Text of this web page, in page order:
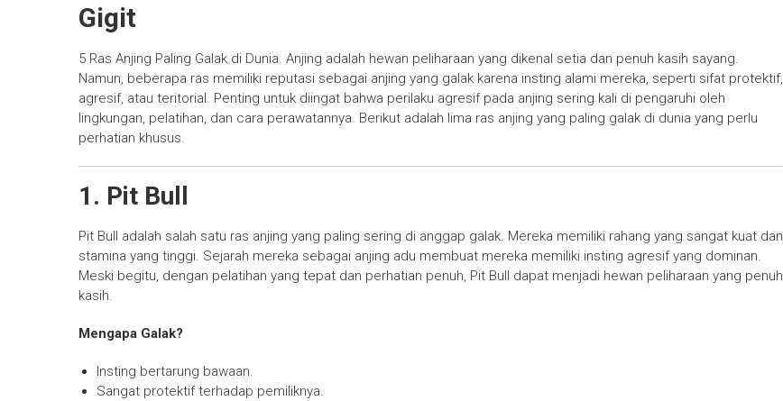
Gigit
5 Ras Anjing Paling Galak di Dunia. Anjing adalah hewan peliharaan yang dikenal setia dan penuh kasih sayang.
Namun, beberapa ras memiliki reputasi sebagai anjing yang galak karena insting alami mereka, seperti sifat protektif,
agresif, atau teritorial. Penting untuk diingat bahwa perilaku agresif pada anjing sering kali di pengaruhi oleh
lingkungan, pelatihan, dan cara perawatannya. Berikut adalah lima ras anjing yang paling galak di dunia yang perlu
perhatian khusus.
1. Pit Bull
Pit Bull adalah salah satu ras anjing yang paling sering di anggap galak. Mereka memiliki rahang yang sangat kuat dan
stamina yang tinggi. Sejarah mereka sebagai anjing adu membuat mereka memiliki insting agresif yang dominan.
Meski begitu, dengan pelatihan yang tepat dan perhatian penuh, Pit Bull dapat menjadi hewan peliharaan yang penuh
kasih.
Mengapa Galak?
Insting bertarung bawaan.
Sangat protektif terhadap pemiliknya.